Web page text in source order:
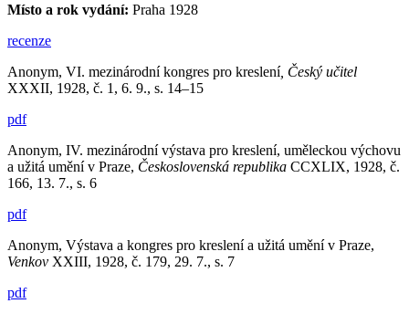
Místo a rok vydání: Praha 1928
recenze
Anonym, VI. mezinárodní kongres pro kreslení, Český učitel
XXXII, 1928, č. 1, 6. 9., s. 14–15
pdf
Anonym, IV. mezinárodní výstava pro kreslení, uměleckou výchovu
a užitá umění v Praze, Československá republika CCXLIX, 1928, č.
166, 13. 7., s. 6
pdf
Anonym, Výstava a kongres pro kreslení a užitá umění v Praze,
Venkov XXIII, 1928, č. 179, 29. 7., s. 7
pdf